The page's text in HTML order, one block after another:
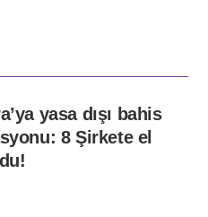
yasa dışı bahis
8 Şirkete el